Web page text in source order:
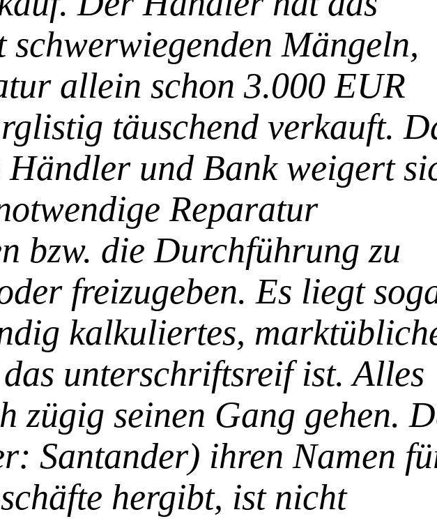
Mängeln,
allein schon 3.000 EUR
täuschend verkauft.
Händler und Bank weigert
Reparatur
bzw. die Durchführung zu
freizugeben. Es liegt
kalkuliertes,
unterschriftsreif ist. Alles
zügig seinen Gang gehen.
Santander) ihren Namen
hergibt, ist nicht